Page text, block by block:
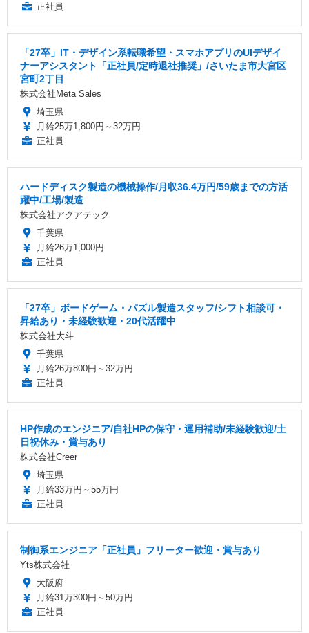
正社員
「27卒」IT・デザイン系転職希望・スマホアプリのUIデザイ
ナーアシスタント「正社員/定時退社推奨」/さいたま市大宮区
宮町2丁目
株式会社Meta Sales
埼玉県
月給25万1,800円～32万円
正社員
ハードディスク製造の機械操作/月収36.4万円/59歳までの方活
躍中/工場/製造
株式会社アクアテック
千葉県
月給26万1,000円
正社員
「27卒」ボードゲーム・パズル製造スタッフ/シフト相談可・
昇給あり・未経験歓迎・20代活躍中
株式会社大斗
千葉県
月給26万800円～32万円
正社員
HP作成のエンジニア/自社HPの保守・運用補助/未経験歓迎/土
日祝休み・賞与あり
株式会社Creer
埼玉県
月給33万円～55万円
正社員
制御系エンジニア「正社員」フリーター歓迎・賞与あり
Yts株式会社
大阪府
月給31万300円～50万円
正社員